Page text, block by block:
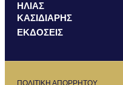
ΗΛΙΑΣ
ΚΑΣΙΔΙΑΡΗΣ
ΕΚΔΟΣΕΙΣ